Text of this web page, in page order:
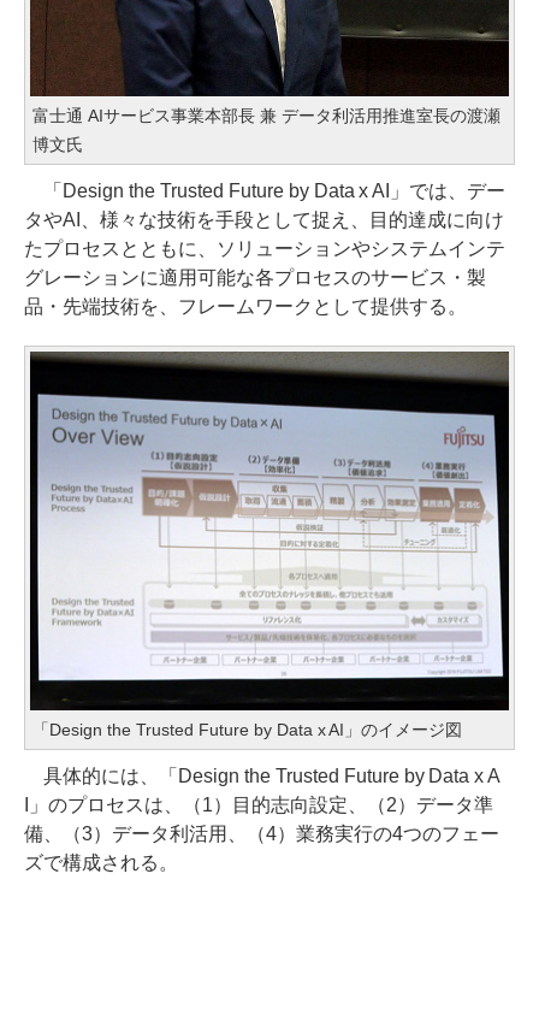
富士通 AIサービス事業本部長 兼 データ利活用推進室長の渡瀬
博文氏
「Design the Trusted Future by Data x AI」では、デー
タやAI、様々な技術を手段として捉え、目的達成に向け
たプロセスとともに、ソリューションやシステムインテ
グレーションに適用可能な各プロセスのサービス・製
品・先端技術を、フレームワークとして提供する。
「Design the Trusted Future by Data x AI」のイメージ図
具体的には、「Design the Trusted Future by Data x A
I」のプロセスは、（1）目的志向設定、（2）データ準
備、（3）データ利活用、（4）業務実行の4つのフェー
ズで構成される。